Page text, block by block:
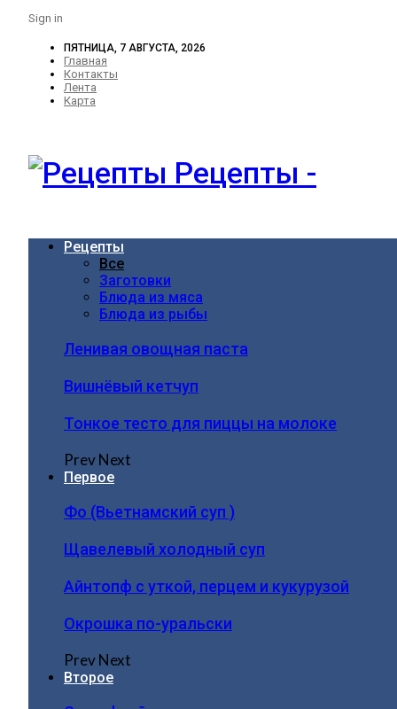
Sign in
ПЯТНИЦА, 7 АВГУСТА, 2026
Главная
Контакты
Лента
Карта
Рецепты -
Рецепты
Все
Заготовки
Блюда из мяса
Блюда из рыбы
Ленивая овощная паста
Вишнёвый кетчуп
Тонкое тесто для пиццы на молоке
PrevNext
Первое
Фо (Вьетнамский суп )
Щавелевый холодный суп
Айнтопф с уткой, перцем и кукурузой
Окрошка по-уральски
PrevNext
Второе